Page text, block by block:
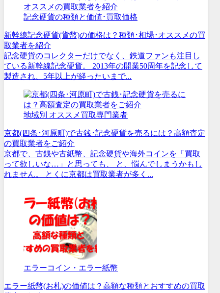
記念硬貨の種類と価値･買取価格
新幹線記念硬貨(貨幣)の価格は？種類･相場･オススメの買
取業者を紹介
記念硬貨のコレクターだけでなく、鉄道ファンも注目し
ている新幹線記念硬貨。 2013年の開業50周年を記念して
製造され、5年以上が経ったいまで...
地域別 オススメ買取専門業者
京都(四条･河原町)で古銭･記念硬貨を売るには？高額査定
の買取業者をご紹介
京都で、古銭や古紙幣、記念硬貨や海外コインを「買取
って欲しいな…」と思っても、 と、悩んでしまうかもし
れません。 とくに京都は買取業者が多く...
エラーコイン・エラー紙幣
エラー紙幣(お札)の価値は？高額な種類とおすすめの買取